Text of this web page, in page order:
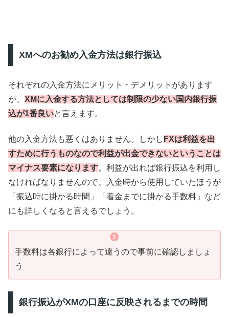
XMへのお勧め入金方法は銀行振込
それぞれの入金方法にメリット・デメリットがあります
が、 XMに入金する方法としては制限の少ない国内銀行振
込が1番良いと言えます。
他の入金方法も悪くはありません。しかし FXは利益を出
すために行うものなので利益が出金できないということは
マイナス要素になります。利益が出れば銀行振込を利用し
なければなりませんので、入金時から使用していたほうが
「振込時に掛かる時間」「着金までに掛かる手数料」など
にも詳しくなると言えるでしょう。
手数料は各銀行によって違うので事前に確認しましょ
う
銀行振込がXMの口座に反映されるまでの時間